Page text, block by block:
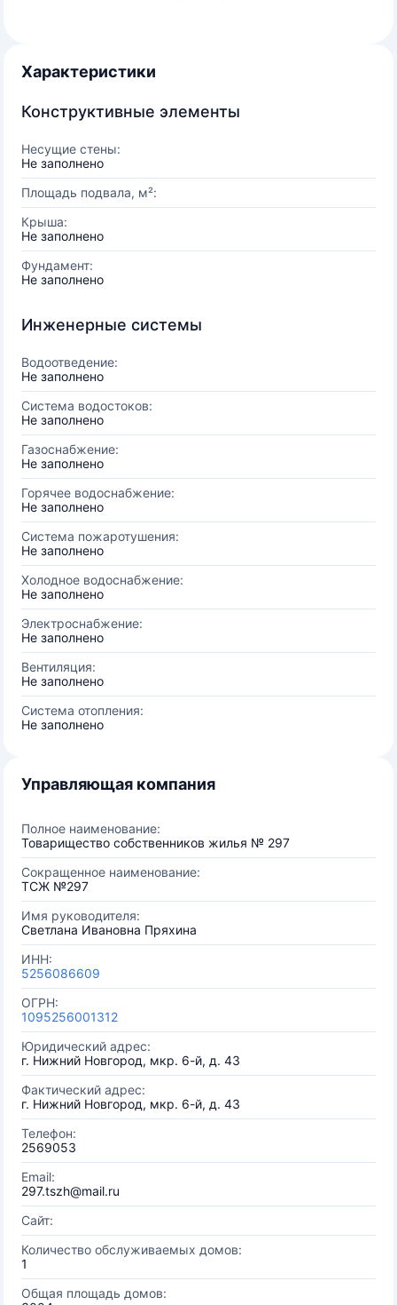
Характеристики
Конструктивные элементы
Несущие стены:
Не заполнено
Площадь подвала, м²:
Крыша:
Не заполнено
Фундамент:
Не заполнено
Инженерные системы
Водоотведение:
Не заполнено
Система водостоков:
Не заполнено
Газоснабжение:
Не заполнено
Горячее водоснабжение:
Не заполнено
Система пожаротушения:
Не заполнено
Холодное водоснабжение:
Не заполнено
Электроснабжение:
Не заполнено
Вентиляция:
Не заполнено
Система отопления:
Не заполнено
Управляющая компания
Полное наименование:
Товарищество собственников жилья № 297
Сокращенное наименование:
ТСЖ №297
Имя руководителя:
Светлана Ивановна Пряхина
ИНН:
5256086609
ОГРН:
1095256001312
Юридический адрес:
г. Нижний Новгород, мкр. 6-й, д. 43
Фактический адрес:
г. Нижний Новгород, мкр. 6-й, д. 43
Телефон:
2569053
Email:
297.tszh@mail.ru
Сайт:
Количество обслуживаемых домов:
1
Общая площадь домов: